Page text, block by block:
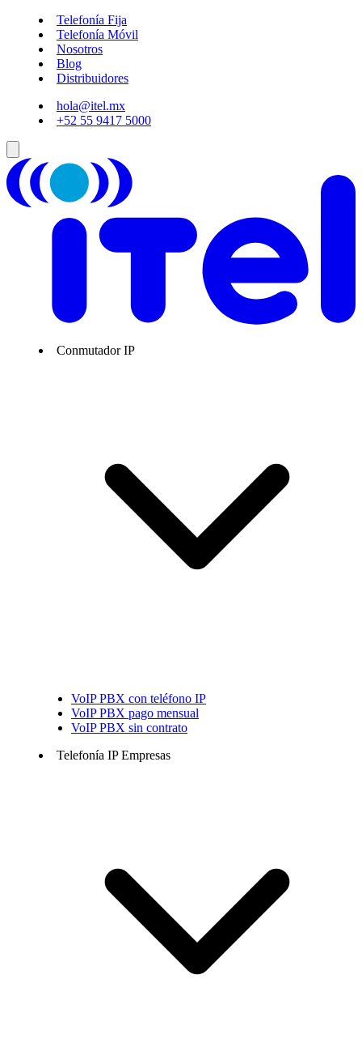
Telefonía Fija
Telefonía Móvil
Nosotros
Blog
Distribuidores
hola@itel.mx
+52 55 9417 5000
Conmutador IP
VoIP PBX con teléfono IP
VoIP PBX pago mensual
VoIP PBX sin contrato
Telefonía IP Empresas